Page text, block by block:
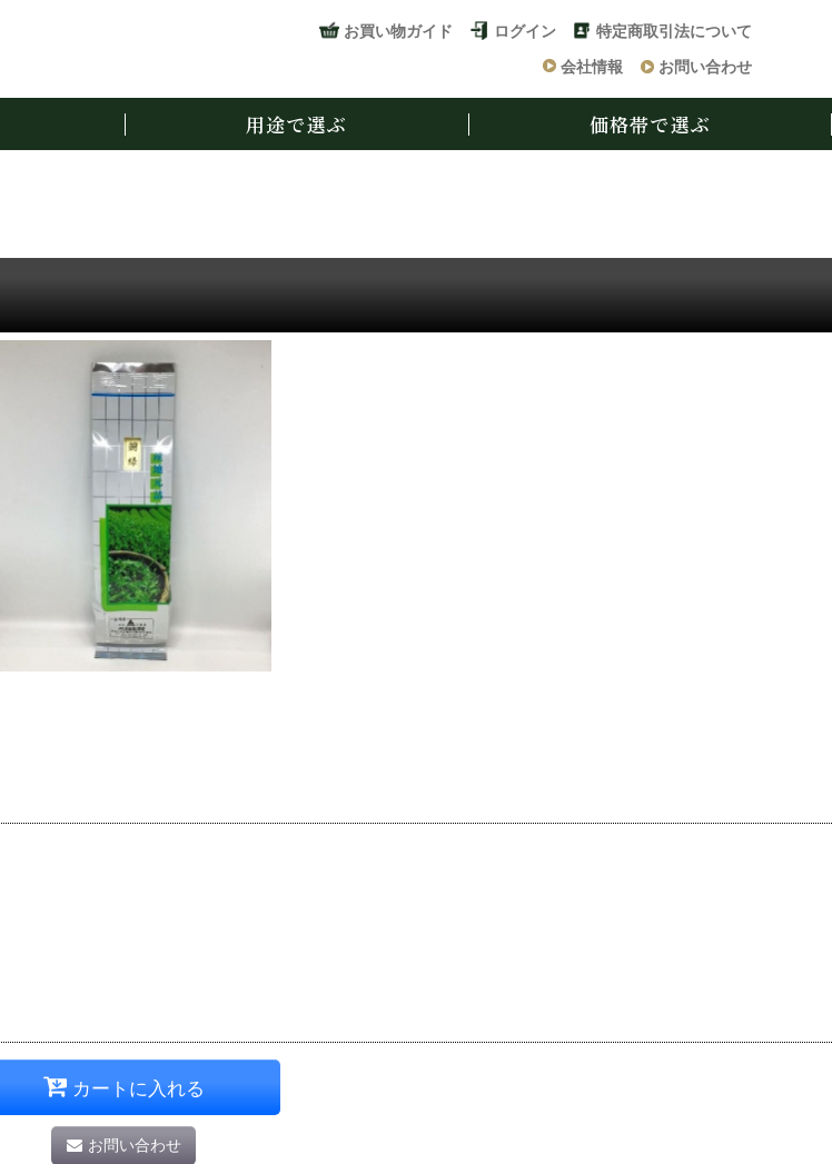
お買い物ガイド ログイン
特定商取引法について
会社情報
お問い合わせ
用途で選ぶ 価格帯で選ぶ
カートに入れる
お問い合わせ